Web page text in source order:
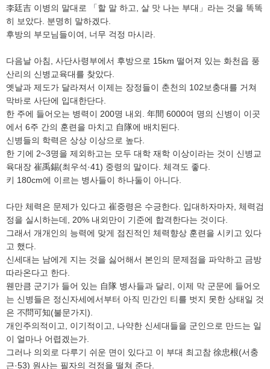
李廷吉 이병의 말대로 「할 말 하고, 살 맛 나는 부대」라는 것을 똑똑
히 보았다. 분명히 말하겠다.
후방의 부모님들이여, 너무 걱정 마시라.
다음날 아침, 사단사령부에서 후방으로 15km 떨어져 있는 화천읍 풍
산리의 신병교육대를 찾았다.
옛날과 제도가 달라져서 이제는 장정들이 춘천의 102보충대를 거쳐
막바로 사단에 입대한단다.
한 주에 들어오는 병력이 200명 내외. 年間 6000여 명의 신병이 이곳
에서 6주 간의 훈련을 마치고 自隊에 배치된다.
신병들의 학력은 상상 이상으로 높다.
한 기에 2~3명을 제외하고는 모두 대학 재학 이상이라는 것이 신병교
육대장 崔禹錫(최우석·41) 중령의 말이다. 체격도 좋다.
키 180cm에 이르는 병사들이 하나둘이 아니다.
다만 체력은 문제가 있다고 崔중령은 수긍한다. 입대하자마자, 체력검
정을 실시하는데, 20% 내외만이 기준에 합격한다는 것이다.
그래서 개개인의 능력에 맞게 점진적인 체력향상 훈련을 시키고 있다
고 했다.
신세대는 남에게 지는 것을 싫어해서 본인의 문제점을 파악하고 금방
따라온다고 한다.
웬만큼 군기가 들어 있는 自隊 병사들과 달리, 이제 막 군문에 들어오
는 신병들은 정신자세에서부터 아직 민간인 티를 벗지 못한 상태일 것
은 不問可知(불문가지).
개인주의적이고, 이기적이고, 나약한 신세대들을 군인으로 만드는 일
이 얼마나 어렵겠는가.
그러나 의외로 다루기 쉬운 면이 있다고 이 부대 최고참 徐忠根(서충
근·53) 원사는 필자의 걱정을 떨쳐 준다.